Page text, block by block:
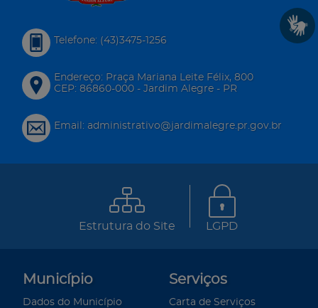
Telefone: (43)3475-1256
Endereço: Praça Mariana Leite Félix, 800
CEP: 86860-000 - Jardim Alegre - PR
Email: administrativo@jardimalegre.pr.gov.br
Estrutura do Site LGPD
Município
Dados do Município
Serviços
Carta de Serviços